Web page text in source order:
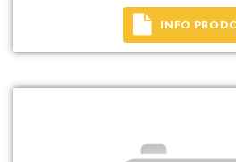
INFO